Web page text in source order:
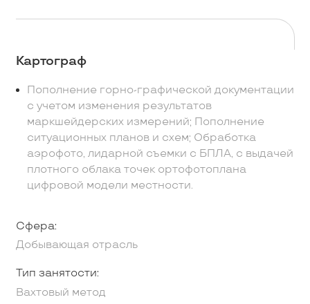
Картограф
Пополнение горно-графической документации
с учетом изменения результатов
маркшейдерских измерений; Пополнение
ситуационных планов и схем; Обработка
аэрофото, лидарной съемки с БПЛА, с выдачей
плотного облака точек ортофотоплана
цифровой модели местности.
Сфера:
Добывающая отрасль
Тип занятости:
Вахтовый метод